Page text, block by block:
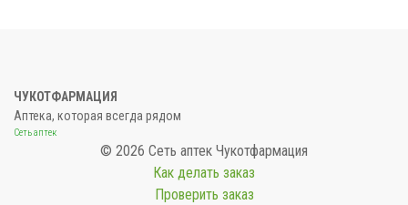
ЧУКОТФАРМАЦИЯ
Аптека, которая всегда рядом
Сеть аптек
© 2026 Сеть аптек Чукотфармация
Как делать заказ
Проверить заказ